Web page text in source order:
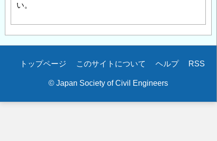
い。
Secondary
トップページ このサイトについて ヘルプ RSS
© Japan Society of Civil Engineers